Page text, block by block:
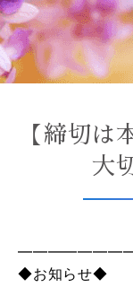
【締切は
大
◆お知らせ◆